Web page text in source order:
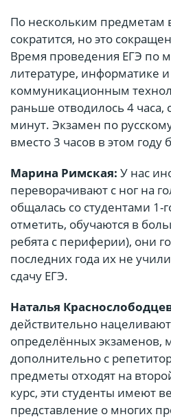
По нескольким предметам
сократится, но это
Время проведения ЕГЭ по
литературе, информатике
коммуникационным
раньше отводилось 4 часа,
минут. Экзамен по
вместо 3 часов в этом году
Марина Римская: У нас
переворачивают с ног на
общалась со студентами 1-
отметить, обучаются в
ребята с периферии), они
последних года их не
сдачу ЕГЭ.
Наталья
действительно
определённых экзаменов,
дополнительно с
предметы отходят на
курс, эти студенты имеют
представление о многих